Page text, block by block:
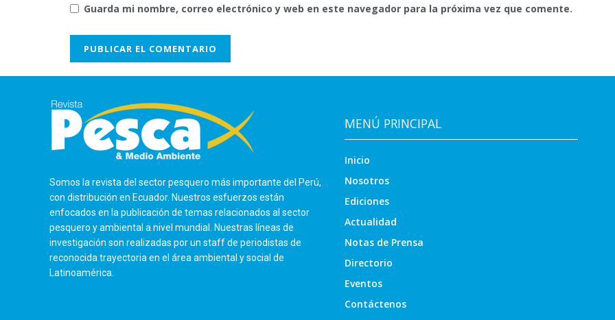
Guarda mi nombre, correo electrónico y web en este navegador para la próxima vez que comente.
Somos la revista del sector pesquero más importante del Perú,
con distribución en Ecuador. Nuestros esfuerzos están
enfocados en la publicación de temas relacionados al sector
pesquero y ambiental a nivel mundial. Nuestras líneas de
investigación son realizadas por un staff de periodistas de
reconocida trayectoria en el área ambiental y social de
Latinoamérica.
MENÚ PRINCIPAL
Inicio
Nosotros
Ediciones
Actualidad
Notas de Prensa
Directorio
Eventos
Contáctenos